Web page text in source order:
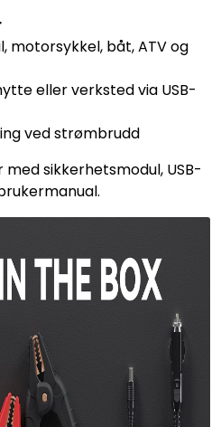
motorsykkel, båt, ATV og
eller verksted via USB-
ved strømbrudd
sikkerhetsmodul, USB-